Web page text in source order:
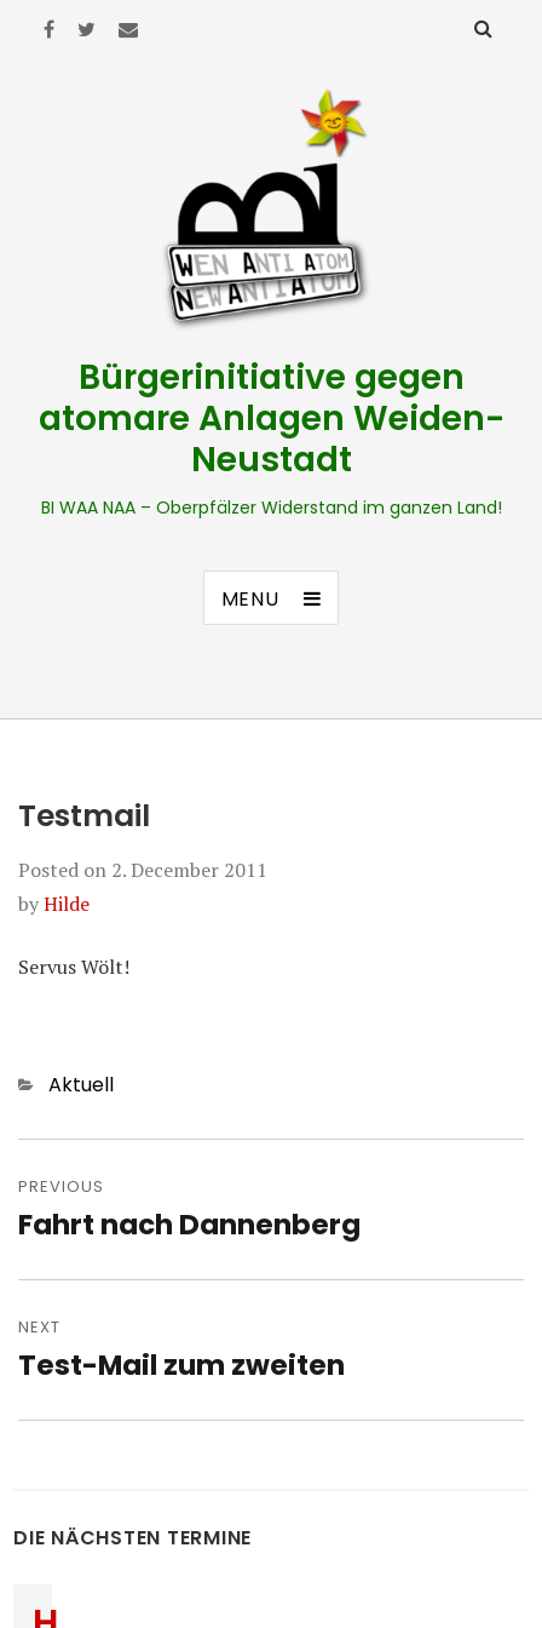
Bürgerinitiative gegen
atomare Anlagen Weiden-
Neustadt
BI WAA NAA – Oberpfälzer Widerstand im ganzen Land!
MENU
Testmail
Posted on 2. December 2011
byHilde
Servus Wölt!
Categories
Aktuell
navigation
PREVIOUS
Previous
Fahrt nach Dannenberg
NEXT
Next
Test-Mail zum zweiten
DIE NÄCHSTEN TERMINE